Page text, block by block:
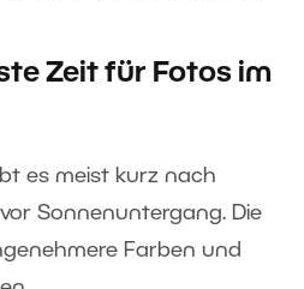
Zeit für Fotos im
es meist kurz nach
Sonnenuntergang. Die
Farben und